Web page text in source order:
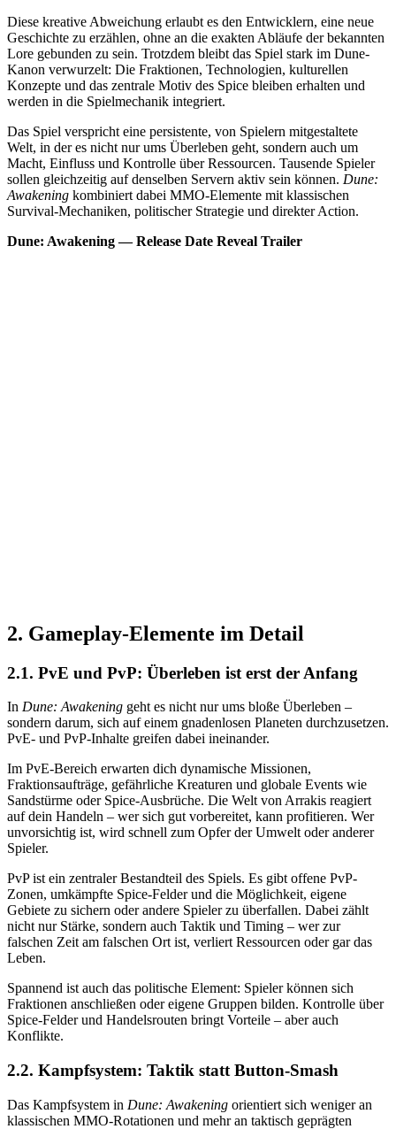
Diese kreative Abweichung erlaubt es den Entwicklern, eine neue
Geschichte zu erzählen, ohne an die exakten Abläufe der bekannten
Lore gebunden zu sein. Trotzdem bleibt das Spiel stark im Dune-
Kanon verwurzelt: Die Fraktionen, Technologien, kulturellen
Konzepte und das zentrale Motiv des Spice bleiben erhalten und
werden in die Spielmechanik integriert.
Das Spiel verspricht eine persistente, von Spielern mitgestaltete
Welt, in der es nicht nur ums Überleben geht, sondern auch um
Macht, Einfluss und Kontrolle über Ressourcen. Tausende Spieler
sollen gleichzeitig auf denselben Servern aktiv sein können. Dune:
Awakening kombiniert dabei MMO-Elemente mit klassischen
Survival-Mechaniken, politischer Strategie und direkter Action.
Dune: Awakening — Release Date Reveal Trailer
2. Gameplay-Elemente im Detail
2.1. PvE und PvP: Überleben ist erst der Anfang
In Dune: Awakening geht es nicht nur ums bloße Überleben –
sondern darum, sich auf einem gnadenlosen Planeten durchzusetzen.
PvE- und PvP-Inhalte greifen dabei ineinander.​
Im PvE-Bereich erwarten dich dynamische Missionen,
Fraktionsaufträge, gefährliche Kreaturen und globale Events wie
Sandstürme oder Spice-Ausbrüche. Die Welt von Arrakis reagiert
auf dein Handeln – wer sich gut vorbereitet, kann profitieren. Wer
unvorsichtig ist, wird schnell zum Opfer der Umwelt oder anderer
Spieler.​
PvP ist ein zentraler Bestandteil des Spiels. Es gibt offene PvP-
Zonen, umkämpfte Spice-Felder und die Möglichkeit, eigene
Gebiete zu sichern oder andere Spieler zu überfallen. Dabei zählt
nicht nur Stärke, sondern auch Taktik und Timing – wer zur
falschen Zeit am falschen Ort ist, verliert Ressourcen oder gar das
Leben.​
Spannend ist auch das politische Element: Spieler können sich
Fraktionen anschließen oder eigene Gruppen bilden. Kontrolle über
Spice-Felder und Handelsrouten bringt Vorteile – aber auch
Konflikte.
2.2. Kampfsystem: Taktik statt Button-Smash
Das Kampfsystem in Dune: Awakening orientiert sich weniger an
klassischen MMO-Rotationen und mehr an taktisch geprägten